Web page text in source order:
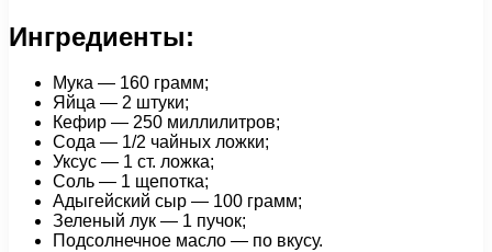
Ингредиенты:
Мука — 160 грамм;
Яйца — 2 штуки;
Кефир — 250 миллилитров;
Сода — 1/2 чайных ложки;
Уксус — 1 ст. ложка;
Соль — 1 щепотка;
Адыгейский сыр — 100 грамм;
Зеленый лук — 1 пучок;
Подсолнечное масло — по вкусу.